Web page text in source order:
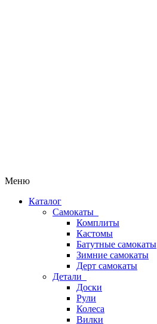
Меню
Каталог
Самокаты
Комплиты
Кастомы
Батутные самокаты
Зимние самокаты
Дерт самокаты
Детали
Доски
Рули
Колеса
Вилки